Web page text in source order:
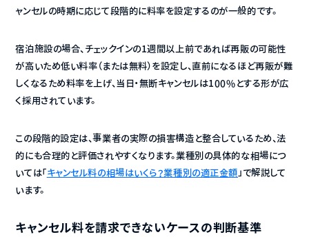
ャンセルの時期に応じて段階的に料率を設定するのが一般的です。
宿泊施設の場合、チェックインの1週間以上前であれば再販の可能性
が高いため低い料率（または無料）を設定し、直前になるほど再販が難
しくなるため料率を上げ、当日・無断キャンセルは100%とする形が広
く採用されています。
この段階的設定は、事業者の実際の損害構造と整合しているため、法
的にも合理的と評価されやすくなります。業種別の具体的な相場につ
いては「 キャンセル料の相場はいくら？業種別の適正金額 」で解説して
います。
キャンセル料を請求できないケースの判断基準